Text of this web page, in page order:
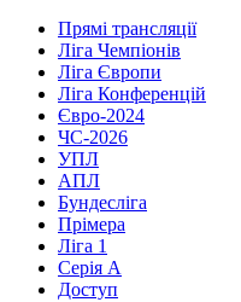
Прямі трансляції
Ліга Чемпіонів
Ліга Європи
Ліга Конференцій
Євро-2024
ЧС-2026
УПЛ
АПЛ
Бундесліга
Прімера
Ліга 1
Серія А
Доступ